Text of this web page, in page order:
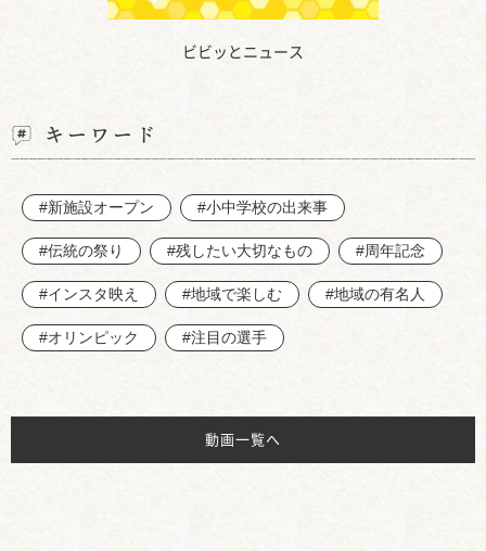
ビビッとニュース
キーワード
#新施設オープン #小中学校の出来事
#伝統の祭り #残したい大切なもの #周年記念
#インスタ映え #地域で楽しむ #地域の有名人
#オリンピック #注目の選手
動画一覧へ